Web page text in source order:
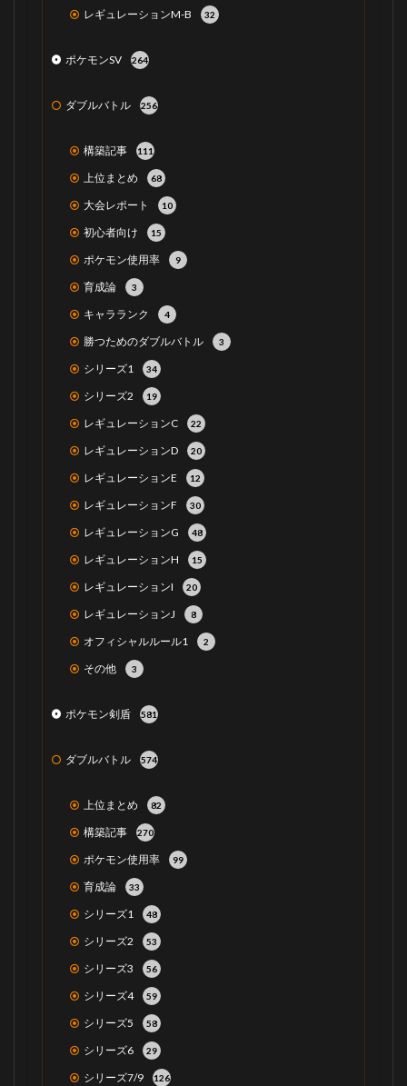
レギュレーションM-B 32
ポケモンSV 264
ダブルバトル 256
構築記事 111
上位まとめ 68
大会レポート 10
初心者向け 15
ポケモン使用率 9
育成論 3
キャラランク 4
勝つためのダブルバトル 3
シリーズ1 34
シリーズ2 19
レギュレーションC 22
レギュレーションD 20
レギュレーションE 12
レギュレーションF 30
レギュレーションG 48
レギュレーションH 15
レギュレーションI 20
レギュレーションJ 8
オフィシャルルール1 2
その他 3
ポケモン剣盾 581
ダブルバトル 574
上位まとめ 82
構築記事 270
ポケモン使用率 99
育成論 33
シリーズ1 48
シリーズ2 53
シリーズ3 56
シリーズ4 59
シリーズ5 58
シリーズ6 29
シリーズ7/9 126